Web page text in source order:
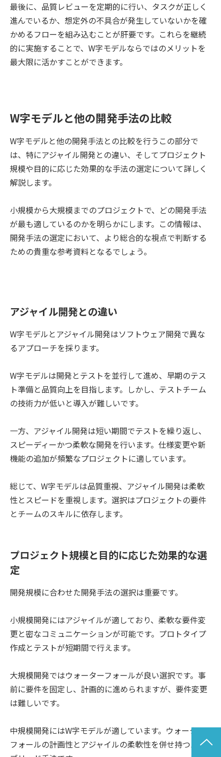
最後に、品質レビューを定期的に行い、タスクが正しく
進んでいるか、想定外の不具合が発生していないかを確
かめるフローを組み込むことが肝要です。これらを継続
的に実施することで、W字モデルならではのメリットを
最大限に活かすことができます。
W字モデルと他の開発手法の比較
W字モデルと他の開発手法との比較を行うこの部分で
は、特にアジャイル開発との違い、そしてプロジェクト
規模や目的に応じた効果的な手法の選定について詳しく
解説します。
小規模から大規模までのプロジェクトで、どの開発手法
が最も適しているのかを明らかにします。この情報は、
開発手法の選定において、より総合的な視点で判断する
ための貴重な参考資料となるでしょう。
アジャイル開発との違い
W字モデルとアジャイル開発はソフトウェア開発で異な
るアプローチを採ります。
W字モデルは開発とテストを並行して進め、早期のテス
ト準備と品質向上を目指します。しかし、テストチーム
の技術力が低いと導入が難しいです。
一方、アジャイル開発は短い期間でテストを繰り返し、
スピーディーかつ柔軟な開発を行います。仕様変更や新
機能の追加が頻繁なプロジェクトに適しています。
総じて、W字モデルは品質重視、アジャイル開発は柔軟
性とスピードを重視します。選択はプロジェクトの要件
とチームのスキルに依存します。
プロジェクト規模と目的に応じた効果的な選
定
開発規模に合わせた開発手法の選択は重要です。
小規模開発にはアジャイルが適しており、柔軟な要件変
更と密なコミュニケーションが可能です。プロトタイプ
作成とテストが短期間で行えます。
大規模開発ではウォーターフォールが良い選択です。事
前に要件を固定し、計画的に進められますが、要件変更
は難しいです。
中規模開発にはW字モデルが適しています。ウォーター
フォールの計画性とアジャイルの柔軟性を併せ持つハイ